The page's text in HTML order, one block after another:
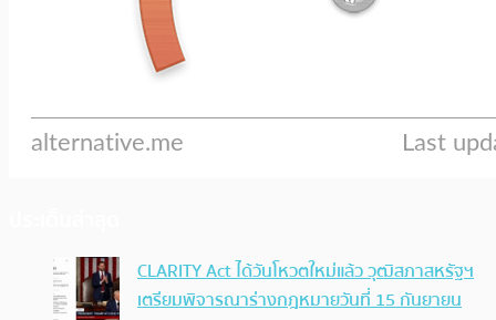
CLARITY Act ได้วันโหวตใหม่แล้ว วุฒิสภาสหรัฐฯ
เตรียมพิจารณาร่างกฎหมายวันที่ 15 กันยายน